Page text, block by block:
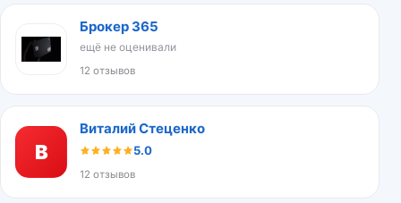
Брокер 365
ещё не оценивали
12 отзывов
В
Виталий Стеценко
5.0
12 отзывов